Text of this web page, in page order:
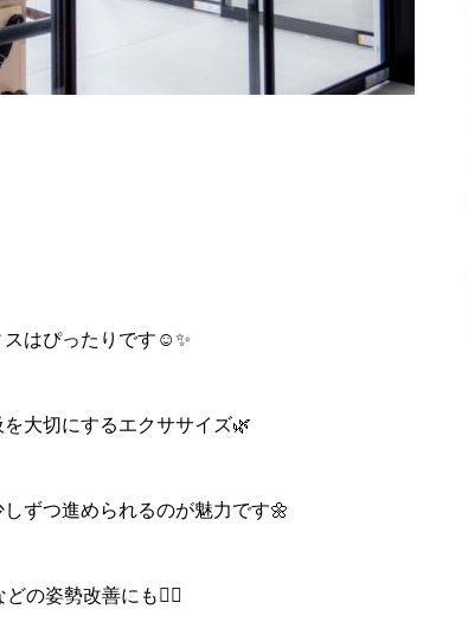
スはぴったりです☺️✨
大切にするエクササイズ🌿
ずつ進められるのが魅力です🌼
の姿勢改善にも🙆‍♀️